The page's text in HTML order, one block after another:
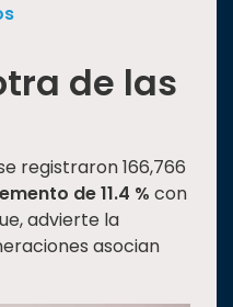
de las
registraron 166,766
de 11.4 % con
advierte la
asocian